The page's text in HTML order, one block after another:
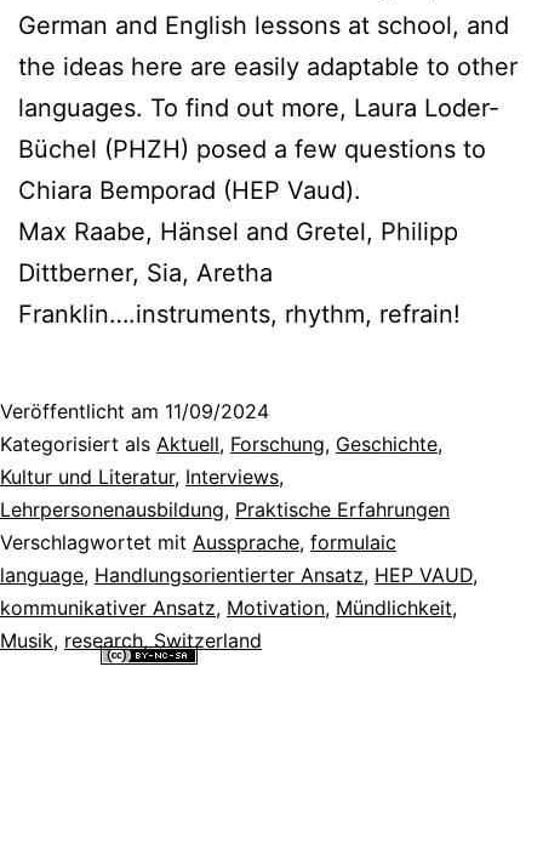
German and English lessons at school, and
the ideas here are easily adaptable to other
languages. To find out more, Laura Loder-
Büchel (PHZH) posed a few questions to
Chiara Bemporad (HEP Vaud).
Max Raabe, Hänsel and Gretel, Philipp
Dittberner, Sia, Aretha
Franklin….instruments, rhythm, refrain!
Veröffentlicht am 11/09/2024
Kategorisiert als Aktuell, Forschung, Geschichte,
Kultur und Literatur, Interviews,
Lehrpersonenausbildung, Praktische Erfahrungen
Verschlagwortet mit Aussprache, formulaic
language, Handlungsorientierter Ansatz, HEP VAUD,
kommunikativer Ansatz, Motivation, Mündlichkeit,
Musik, research, Switzerland